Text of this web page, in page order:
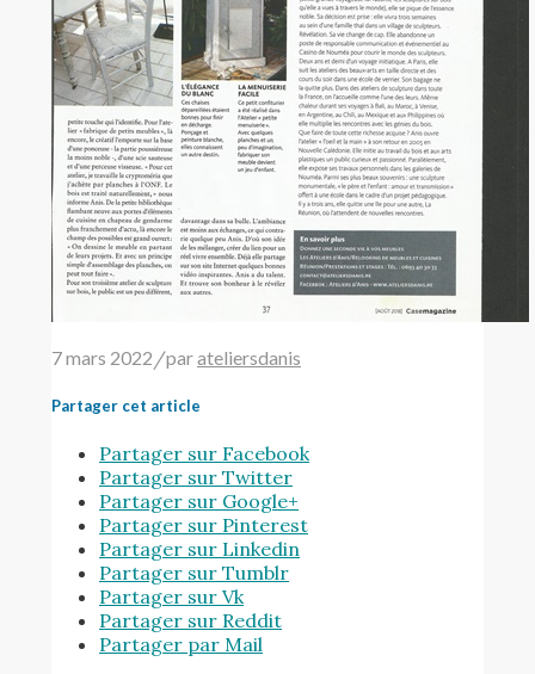
7 mars 2022 /parateliersdanis
Partager cet article
Partager sur Facebook
Partager sur Twitter
Partager sur Google+
Partager sur Pinterest
Partager sur Linkedin
Partager sur Tumblr
Partager sur Vk
Partager sur Reddit
Partager par Mail